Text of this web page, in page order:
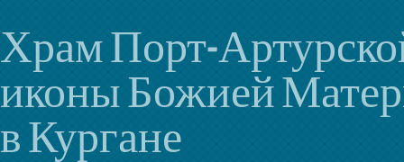
Храм Порт-
иконы Божией
в Кургане